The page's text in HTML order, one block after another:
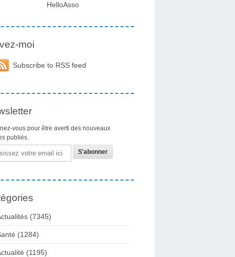
HelloAsso
moi
Subscribe to RSS feed
vous pour être averti des nouveaux
publiés.
(7345)
(1284)
(1195)